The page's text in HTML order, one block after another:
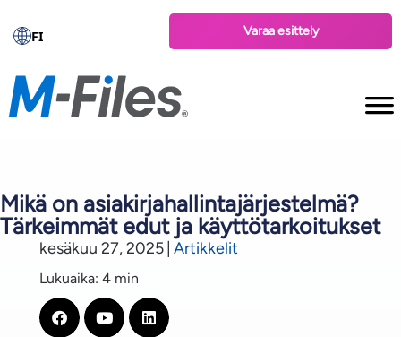
FI Varaa esittely
Mikä on asiakirjahallintajärjestelmä?
Tärkeimmät edut ja käyttötarkoitukset
kesäkuu 27, 2025 Artikkelit
Lukuaika: 4 min